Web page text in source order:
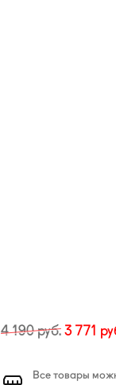
4 190руб. 3 771
Все товары